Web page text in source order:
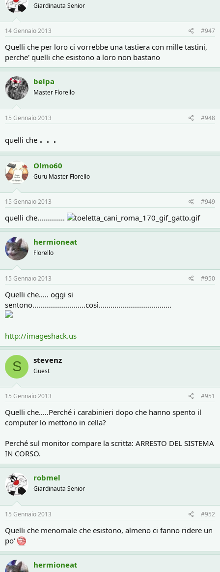
Giardinauta Senior
14 Gennaio 2013 #947
Quelli che per loro ci vorrebbe una tastiera con mille tastini,
perche' quelli che esistono a loro non bastano
belpa
Master Florello
15 Gennaio 2013 #948
quelli che . . .
Olmo60
Guru Master Florello
15 Gennaio 2013 #949
quelli che..............
hermioneat
Florello
15 Gennaio 2013 #950
Quelli che..... oggi si
sentono...........................così.....................................
http://imageshack.us
S stevenz
Guest
15 Gennaio 2013 #951
Quelli che.....Perché i carabinieri dopo che hanno spento il
computer lo mettono in cella?
Perché sul monitor compare la scritta: ARRESTO DEL SISTEMA
IN CORSO.
robmel
Giardinauta Senior
15 Gennaio 2013 #952
Quelli che menomale che esistono, almeno ci fanno ridere un
po'
hermioneat